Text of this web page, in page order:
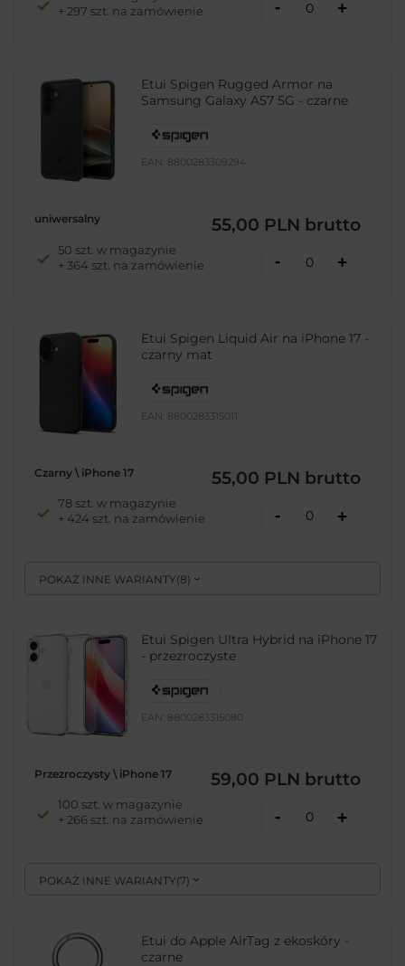
+ 297 szt. na zamówienie
- +
Etui Spigen Rugged Armor na
Samsung Galaxy A57 5G - czarne
EAN: 8800283309294
uniwersalny 55,00 PLN brutto
50 szt. w magazynie
+ 364 szt. na zamówienie
- +
Etui Spigen Liquid Air na iPhone 17 -
czarny mat
EAN: 8800283315011
POKAŻ INNE WARIANTY(8)
Czarny \ iPhone 17 55,00 PLN brutto
78 szt. w magazynie
+ 424 szt. na zamówienie
- +
Etui Spigen Ultra Hybrid na iPhone 17
- przezroczyste
EAN: 8800283315080
POKAŻ INNE WARIANTY(7)
Przezroczysty \ iPhone 17 59,00 PLN brutto
100 szt. w magazynie
+ 266 szt. na zamówienie
- +
Etui do Apple AirTag z ekoskóry -
czarne